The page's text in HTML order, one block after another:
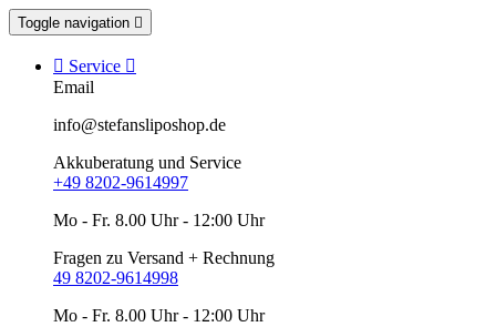
Toggle navigation 
 Service 
Email
info@stefansliposhop.de
Akkuberatung und Service
+49 8202-9614997
Mo - Fr. 8.00 Uhr - 12:00 Uhr
Fragen zu Versand + Rechnung
49 8202-9614998
Mo - Fr. 8.00 Uhr - 12:00 Uhr